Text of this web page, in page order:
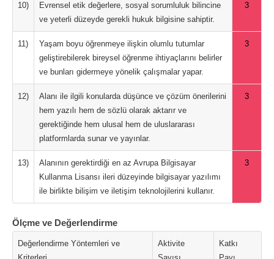
10)
Evrensel etik değerlere, sosyal sorumluluk bilincine
ve yeterli düzeyde gerekli hukuk bilgisine sahiptir.
3
11)
Yaşam boyu öğrenmeye ilişkin olumlu tutumlar
geliştirebilerek bireysel öğrenme ihtiyaçlarını belirler
ve bunları gidermeye yönelik çalışmalar yapar.
3
12)
Alanı ile ilgili konularda düşünce ve çözüm önerilerini
hem yazılı hem de sözlü olarak aktarır ve
gerektiğinde hem ulusal hem de uluslararası
platformlarda sunar ve yayınlar.
3
13)
Alanının gerektirdiği en az Avrupa Bilgisayar
Kullanma Lisansı ileri düzeyinde bilgisayar yazılımı
ile birlikte bilişim ve iletişim teknolojilerini kullanır.
3
Ölçme ve Değerlendirme
Değerlendirme Yöntemleri ve
Aktivite
Katkı